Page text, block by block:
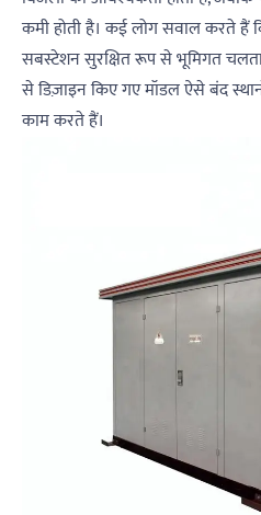
कमी होती है। कई लोग सवाल करते हैं
सबस्टेशन सुरक्षित रूप से भूमिगत
से डिज़ाइन किए गए मॉडल ऐसे बंद
काम करते हैं।